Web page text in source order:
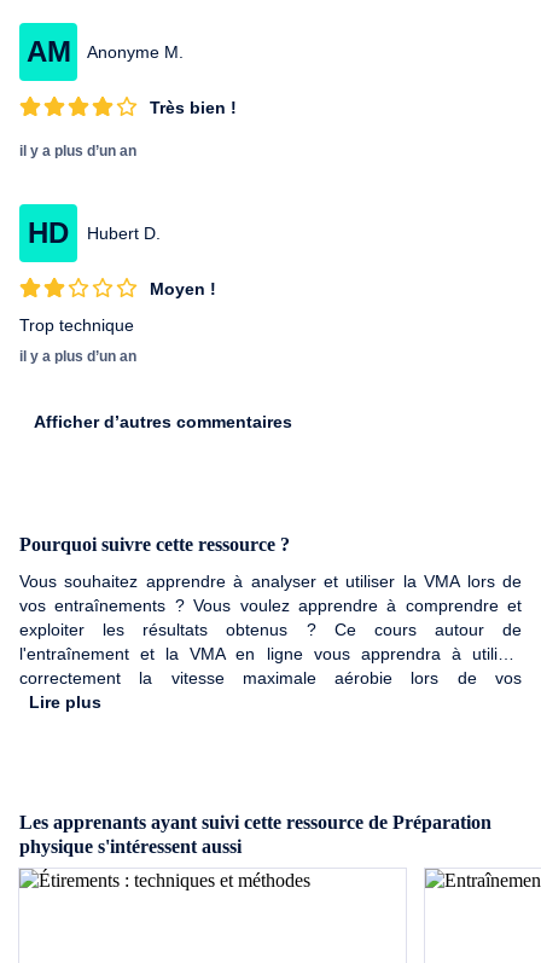
AM Anonyme M.
Très bien !
il y a plus d’un an
HD Hubert D.
Moyen !
Trop technique
il y a plus d’un an
Afficher d’autres commentaires
Pourquoi suivre cette ressource ?
Vous souhaitez apprendre à analyser et utiliser la VMA lors de
vos entraînements ? Vous voulez apprendre à comprendre et
exploiter les résultats obtenus ? Ce cours autour de
l'entraînement et la VMA en ligne vous apprendra à utiliser
correctement la vitesse maximale aérobie lors de vos
entraînements.
Lire plus
Les apprenants ayant suivi cette ressource de Préparation
physique s'intéressent aussi